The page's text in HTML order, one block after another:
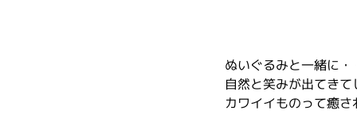
ぬいぐるみと一緒に・
自然と笑みが出てきて
カワイイものって癒さ